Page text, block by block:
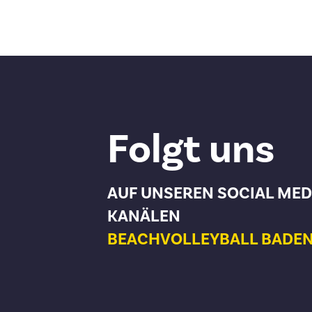
Folgt uns
AUF UNSEREN SOCIAL
KANÄLEN
BEACHVOLLEYBALL